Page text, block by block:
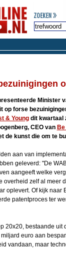
Minister
forse
& Youngdit kwartaal
CEO van
de kunst die om te
aan van
geleverd: "De
aangeeft welke
overheid zelf al meer
oplevert. Of kijk naar
patentproces ter
20x20, bestaande uit
euro aan
vandaan, maar